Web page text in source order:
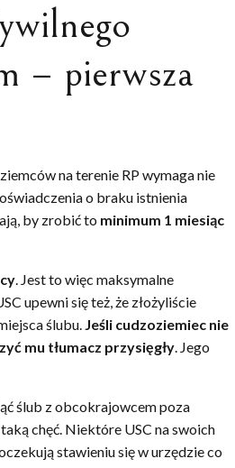
– pierwsza
na terenie RP wymaga nie
o braku istnienia
by zrobić to minimum 1 miesiąc
. Jest to więc maksymalne
upewni się też, że złożyliście
ślubu. Jeśli cudzoziemiec nie
mu tłumacz przysięgły. Jego
ślub z obcokrajowcem poza
chęć. Niektóre USC na swoich
stawieniu się w urzędzie co